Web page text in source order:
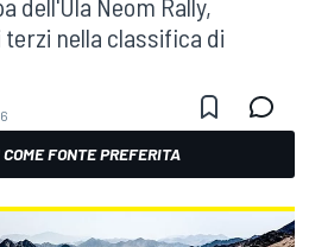
nella classifica di
FONTE PREFERITA